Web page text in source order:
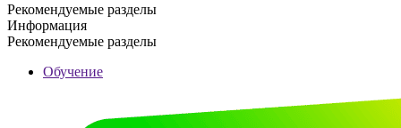
Рекомендуемые разделы
Информация
Рекомендуемые разделы
Обучение